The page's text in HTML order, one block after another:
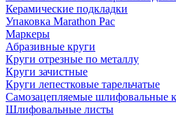
Керамические подкладки
Упаковка Marathon Pac
Маркеры
Абразивные круги
Круги отрезные по металлу
Круги зачистные
Круги лепестковые тарельчатые
Самозацепляемые шлифовальные
Шлифовальные листы